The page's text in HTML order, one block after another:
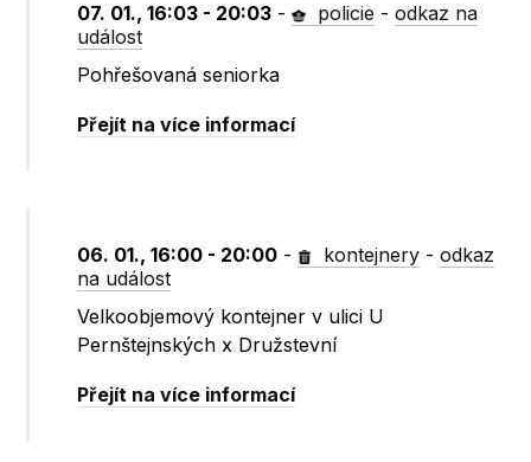
07. 01., 16:03 - 20:03 - policie -odkaz na
událost
Pohřešovaná seniorka
Přejít na více informací
06. 01., 16:00 - 20:00 - kontejnery -odkaz
na událost
Velkoobjemový kontejner v ulici U
Pernštejnských x Družstevní
Přejít na více informací